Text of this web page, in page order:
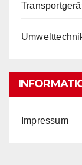
Impressum